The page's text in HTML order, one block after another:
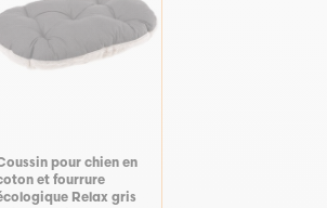
pour chien en
et fourrure
Relax gris